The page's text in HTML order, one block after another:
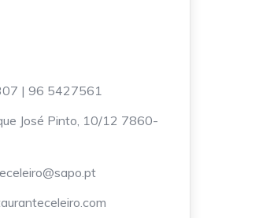
| 96 5427561
José Pinto, 10/12 7860-